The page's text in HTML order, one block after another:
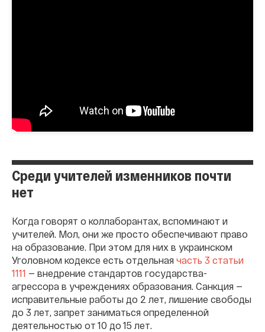
Среди учителей изменников почти
нет
Когда говорят о коллаборантах, вспоминают и
учителей. Мол, они же просто обеспечивают право
на образование. При этом для них в украинском
Уголовном кодексе есть отдельная часть 3 статьи
1111 — внедрение стандартов государства-
агрессора в учреждениях образования. Санкция —
исправительные работы до 2 лет, лишение свободы
до 3 лет, запрет заниматься определенной
деятельностью от 10 до 15 лет.